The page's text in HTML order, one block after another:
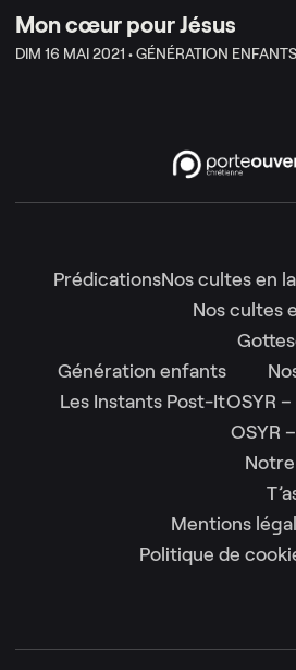
Mon cœur pour Jésus
DIM 16 MAI 2021 •GÉNÉRATION ENFANTS
PrédicationsNos cultes en
Nos cultes
Génération enfants
Les Instants Post-ItOSYR
OSYR
Mentions
Politique de